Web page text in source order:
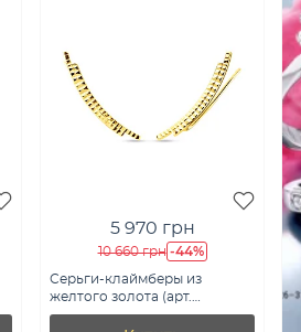
5 970 грн
10 660 грн -44%
Серьги-клаймберы из
желтого золота (арт.
1091510ж)